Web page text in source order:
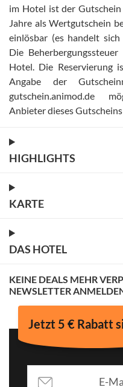
im Hotel ist der
Jahre als Wertgutschein
einlösbar (es handelt
Die
Hotel
Die Reservierung
Angabe der
gutschein.animod.de
Anbieter dieses
HIGHLIGHTS
KARTE
DAS HOTEL
KEINE DEALS MEHR
NEWSLETTER
Jetzt 5 € Rabatt